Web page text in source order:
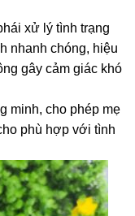
xử lý tình trạng
nhanh chóng, hiệu
gây cảm giác khó
minh, cho phép mẹ
phù hợp với tình